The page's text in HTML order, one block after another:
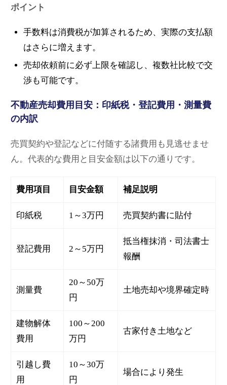
ポイント
手数料は消費税が加算されるため、実際の支払額
はさらに増えます。
売却依頼前に必ず上限を確認し、複数社比較で交
渉も可能です。
不動産売却費用目安：印紙税・登記費用・測量費
の内訳
売買契約や登記などに付随する諸費用も見逃せませ
ん。代表的な費用と目安金額は以下の通りです。
費用項目 目安金額 補足説明
印紙税 1～3万円 売買契約書に貼付
登記費用 2～5万円
抵当権抹消・司法書士
報酬
測量費
20～50万
円
土地売却や境界確定時
建物解体
費用
100～200
万円
古家付き土地など
引越し費
用
10～30万
円
場合により発生